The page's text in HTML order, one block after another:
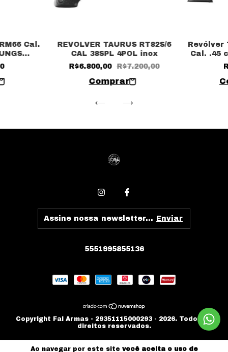
Ao navegar por este site você aceita o uso de
Cal.
REVOLVER TAURUS RT82S/6
CAL 38SPL 4POL inox
R$6.800,00 R$7.200,00
Revólver
Cal. .45
5551995855136
Copyright Fal Armas - 29351115000293 - 2026. Todos os
direitos reservados.